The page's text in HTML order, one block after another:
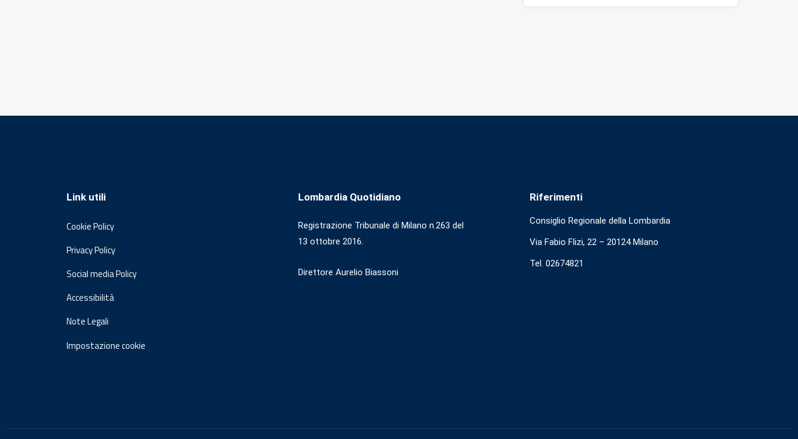
Link utili
Cookie Policy
Privacy Policy
Social media Policy
Accessibilità
Note Legali
Impostazione cookie
Lombardia Quotidiano
Registrazione Tribunale di Milano n.263 del
13 ottobre 2016.
Direttore Aurelio Biassoni
Riferimenti
Consiglio Regionale della Lombardia
Via Fabio Flizi, 22 – 20124 Milano
Tel. 02674821